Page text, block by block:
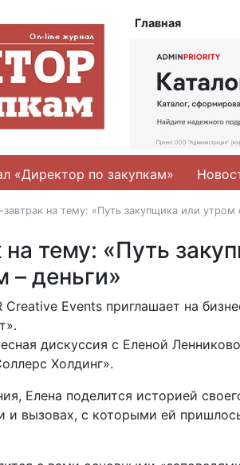
Главная
«Директор по закупкам»
завтрак на тему: «Путь закупщика или утром
на тему: «Путь
– деньги»
Creative Events приглашает на
дискуссия с Еленой
Холдинг».
Елена поделится историей
и вызовах, с которыми ей